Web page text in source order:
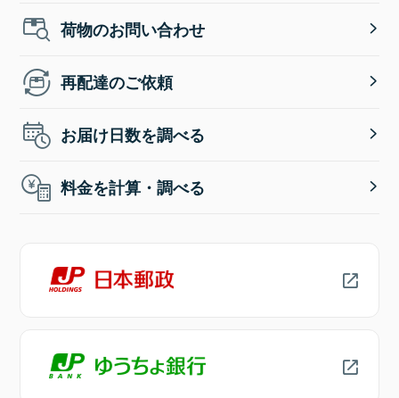
荷物のお問い合わせ
再配達のご依頼
お届け日数を調べる
料金を計算・調べる